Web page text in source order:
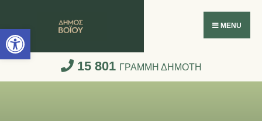
Ανοίξτε τη γραμμή εργαλείων
MENU
15 801 ΓΡΑΜΜΗ ΔΗΜΟΤΗ